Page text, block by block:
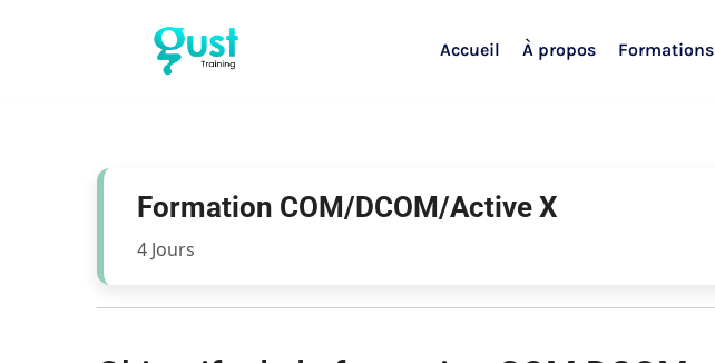
Accueil À propos Formations
Formation COM/DCOM/Active X
4 Jours